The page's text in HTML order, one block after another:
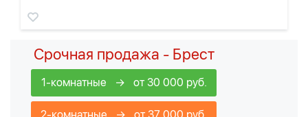
Срочная продажа - Брест
1-комнатные → от 30 000 руб.